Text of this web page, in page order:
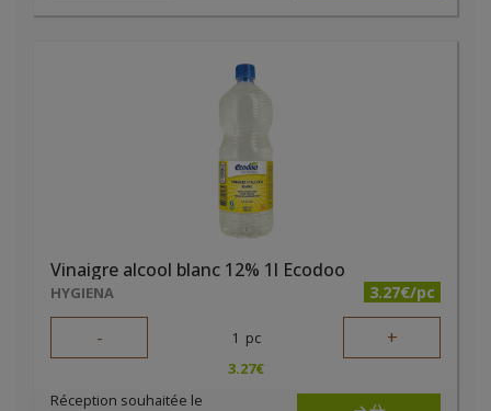
Vinaigre alcool blanc 12% 1l Ecodoo
HYGIENA 3.27€/pc
- 1 pc +
3.27€
Réception souhaitée le